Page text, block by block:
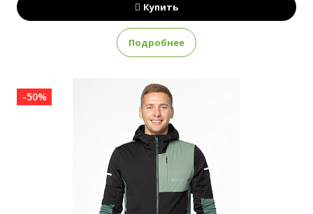
Купить
Подробнее
-50%